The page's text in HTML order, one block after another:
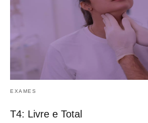
EXAMES
T4: Livre e Total